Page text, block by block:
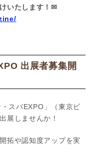
いたします！✉
出展者募集開
スパEXPO」（東京ビ
展しませんか！
拓や認知度アップを実